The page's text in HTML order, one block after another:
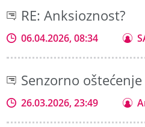
RE: Anksioznost?
06.04.2026, 08:34
Senzorno oštećenje
26.03.2026, 23:49